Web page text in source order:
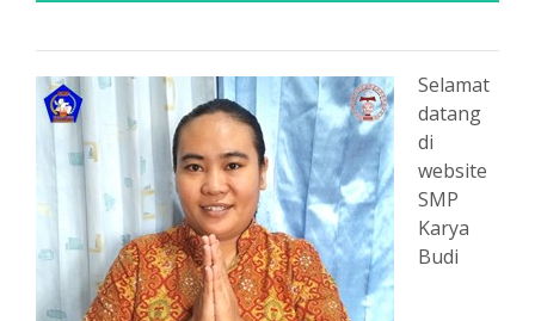
Selamat
datang
di
website
SMP
Karya
Budi